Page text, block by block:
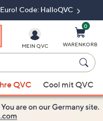
Code: HalloQVC
MEIN QVC
0
WARENKORB
QVC Cool mit QVC